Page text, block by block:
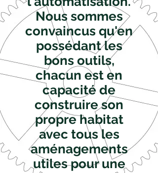
Nous sommes
convaincus qu'en
possédant les
bons outils,
chacun est en
capacité de
construire son
propre habitat
avec tous les
aménagements
utiles pour une